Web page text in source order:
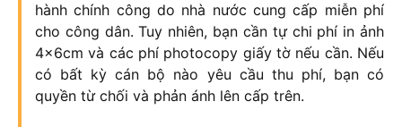
hành chính công do nhà nước cung cấp miễn phí
cho công dân. Tuy nhiên, bạn cần tự chi phí in ảnh
4x6cm và các phí photocopy giấy tờ nếu cần. Nếu
có bất kỳ cán bộ nào yêu cầu thu phí, bạn có
quyền từ chối và phản ánh lên cấp trên.